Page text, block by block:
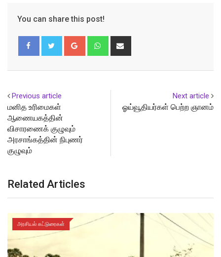
You can share this post!
Google+ Whatsapp
Previous article
மனித உரிமைகள்
ஆணையகத்தின்
விசாரணைக் குழுவும்
அரசாங்கத்தின் நிபுணர்
குழுவும்
Next article
ஓய்வூதியர்கள் பெற்ற ஞானம்
Related Articles
அரசியல் கட்டுரைகள்